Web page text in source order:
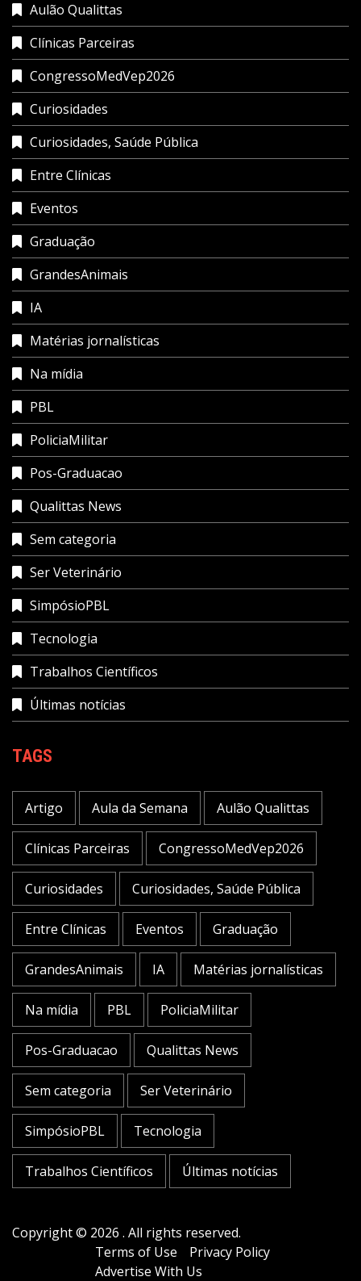
Aulão Qualittas
Clínicas Parceiras
CongressoMedVep2026
Curiosidades
Curiosidades, Saúde Pública
Entre Clínicas
Eventos
Graduação
GrandesAnimais
IA
Matérias jornalísticas
Na mídia
PBL
PoliciaMilitar
Pos-Graduacao
Qualittas News
Sem categoria
Ser Veterinário
SimpósioPBL
Tecnologia
Trabalhos Científicos
Últimas notícias
TAGS
Artigo Aula da Semana Aulão Qualittas
Clínicas Parceiras CongressoMedVep2026
Curiosidades Curiosidades, Saúde Pública
Entre Clínicas Eventos Graduação
GrandesAnimais IA Matérias jornalísticas
Na mídia PBL PoliciaMilitar
Pos-Graduacao Qualittas News
Sem categoria Ser Veterinário
SimpósioPBL Tecnologia
Trabalhos Científicos Últimas notícias
Copyright © 2026 . All rights reserved.
Terms of Use
Privacy Policy
Advertise With Us